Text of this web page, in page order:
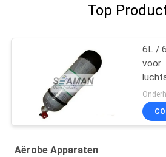
Top
6L /
voor
Aërobe Apparaten